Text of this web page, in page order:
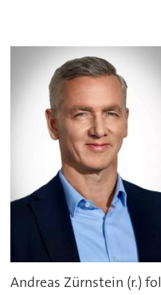
Andreas Zürnstein (r.)